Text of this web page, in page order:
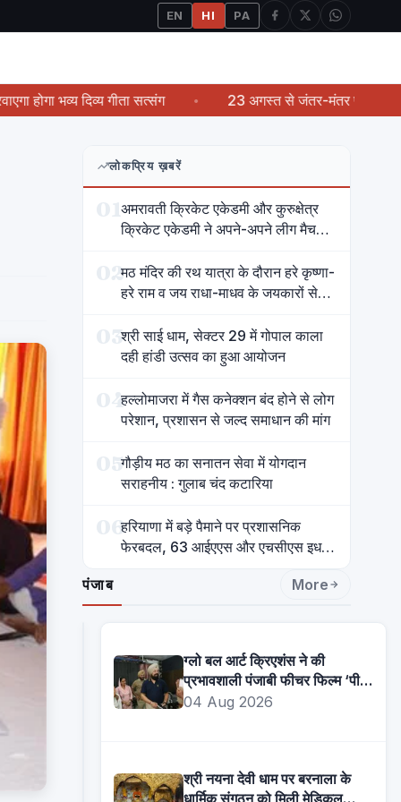
EN HI PA
दिव्य गीता सत्संग 23 अगस्त से जंतर-मंतर पर आमरण अनशन
लोकप्रिय ख़बरें
01अमरावती क्रिकेट एकेडमी और कुरुक्षेत्र
क्रिकेट एकेडमी ने अपने-अपने लीग मैच
02मठ मंदिर की रथ यात्रा के दौरान हरे कृष्णा-
हरे राम व जय राधा-माधव के जयकारों से
03श्री साई धाम, सेक्टर 29 में गोपाल काला
दही हांडी उत्सव का हुआ आयोजन
04हल्लोमाजरा में गैस कनेक्शन बंद होने से लोग
परेशान, प्रशासन से जल्द समाधान की मांग
05गौड़ीय मठ का सनातन सेवा में योगदान
सराहनीय : गुलाब चंद कटारिया
06हरियाणा में बड़े पैमाने पर प्रशासनिक
फेरबदल, 63 आईएएस और एचसीएस इधर
पंजाब
More
ग्लो बल आर्ट क्रिएशंस ने की
प्रभावशाली पंजाबी फीचर फिल्म ‘पीड़
(दर्द-ए-दिल)’ की घोषणा
04 Aug 2026
श्री नयना देवी धाम पर बरनाला के